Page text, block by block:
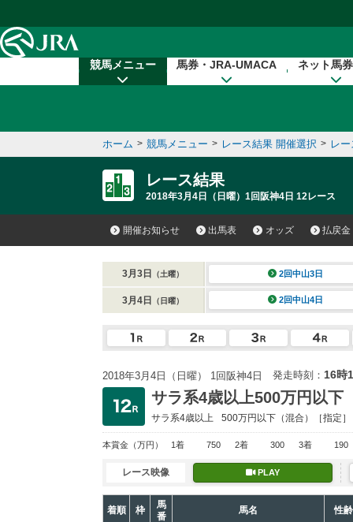
競馬メニュー 馬券・JRA-UMACA ネット馬
ホーム > 競馬メニュー > レース結果 開催選択 > レ
レース結果
2018年3月4日（日曜）1回阪神4日 12レース
開催お知らせ 出馬表 オッズ 払戻金
3月3日 （土曜） 2回中山3日
3月4日 （日曜） 2回中山4日
2018年3月4日（日曜） 1回阪神4日 発走時刻： 16時
サラ系4歳以上500万円以下
サラ系4歳以上 500万円以下 （混合）［指定］
本賞金 （万円） 1着 750 2着 300 3着 190
レース映像 PLAY
着順 枠
馬
番
馬名 性齢